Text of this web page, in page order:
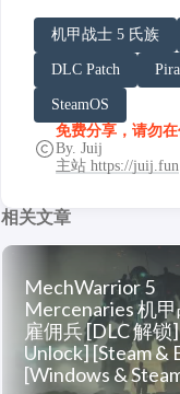
请务必在总结回
你看到的内容可
「非线性列车」
机甲战士 5 氏族
DLC Patch
SteamOS
免费分享，请勿
By. Juij
主站 https://juij.fun
相关文章
MechWarrior 5
Mercenaries 机
雇佣兵 [DLC 解锁
Unlock] [Steam &
[Windows &